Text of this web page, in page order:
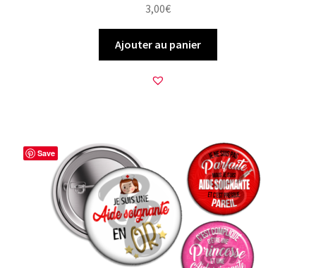
3,00€
Ajouter au panier
Save